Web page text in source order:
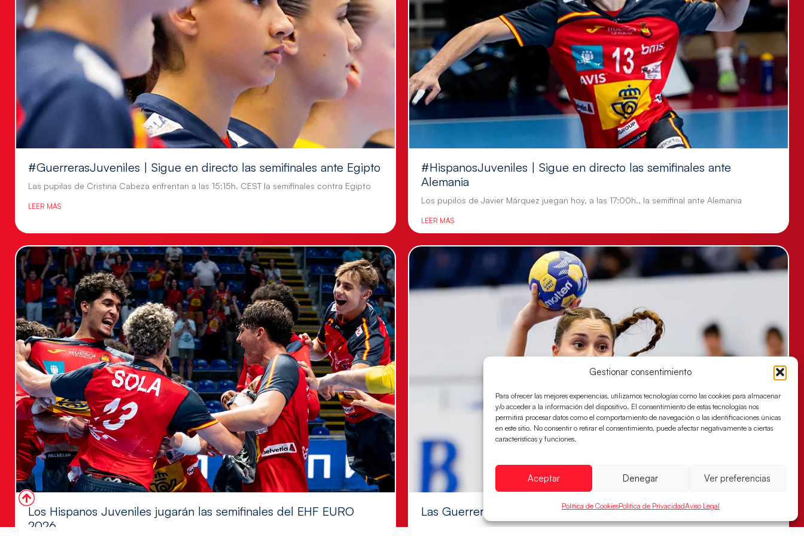
Gestionar consentimiento
Para ofrecer las mejores experiencias, utilizamos tecnologías como las cookies para almacenar
y/o acceder a la información del dispositivo. El consentimiento de estas tecnologías nos
permitirá procesar datos como el comportamiento de navegación o las identificaciones únicas
en este sitio. No consentir o retirar el consentimiento, puede afectar negativamente a ciertas
características y funciones.
Aceptar Denegar Ver preferencias
Política de CookiesPolítica de PrivacidadAviso Legal
#GuerrerasJuveniles | Sigue en directo las semifinales ante Egipto
Las pupilas de Cristina Cabeza enfrentan a las 15:15h. CEST la semifinales contra Egipto
LEER MÁS
#HispanosJuveniles | Sigue en directo las semifinales ante
Alemania
Los pupilos de Javier Márquez juegan hoy, a las 17:00h., la semifinal ante Alemania
LEER MÁS
Los Hispanos Juveniles jugarán las semifinales del EHF EURO
2026
Las Guerreras Juveniles sellan su billete para las semifinales
Las pupilas de Cristina Cabeza han remontado con parcial de 7:1 que les ha dado el pase